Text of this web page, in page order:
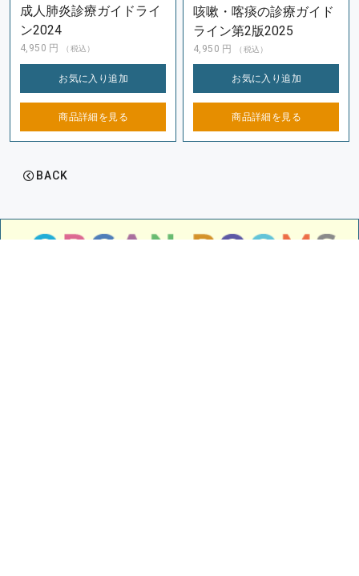
成人肺炎診療ガイドライ
ン2024
4,950 円 （税込）
お気に入り追加
商品詳細を 見る
咳嗽・喀痰の診療ガイド
ライン第2版2025
4,950 円 （税込）
お気に入り追加
商品詳細を 見る
BACK